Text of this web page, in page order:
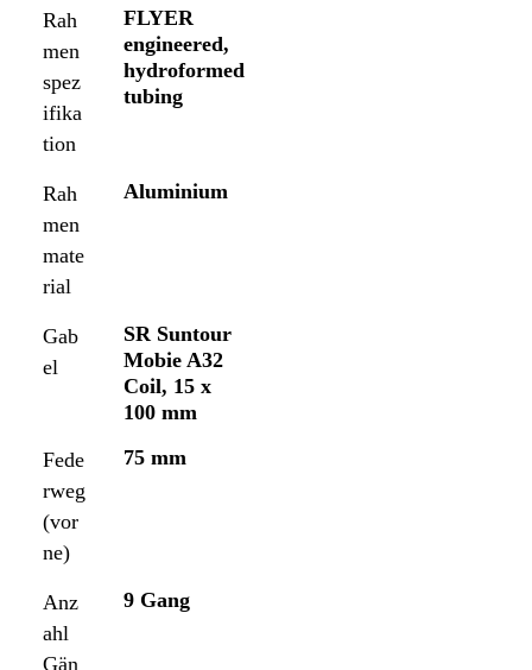
Rah
men
spez
ifika
tion
FLYER
engineered,
hydroformed
tubing
Rah
men
mate
rial
Aluminium
Gab
el
SR Suntour
Mobie A32
Coil, 15 x
100 mm
Fede
rweg
(vor
ne)
75 mm
Anz
ahl
Gän
9 Gang